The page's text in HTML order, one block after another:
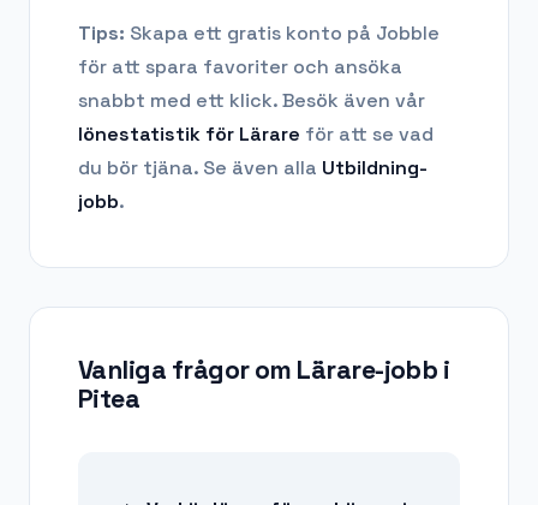
Tips: Skapa ett gratis konto på Jobble
för att spara favoriter och ansöka
snabbt med ett klick. Besök även vår
lönestatistik för Lärare för att se vad
du bör tjäna. Se även alla Utbildning-
jobb.
Vanliga frågor om Lärare-jobb i
Pitea